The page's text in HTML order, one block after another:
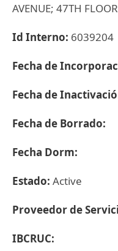
AVENUE; 47TH
Id Interno: 6039204
Fecha de
Fecha de
Fecha de Borrado:
Fecha Dorm:
Estado: Active
Proveedor de
IBCRUC: